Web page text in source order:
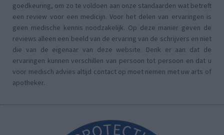
goedkeuring, om zo te voldoen aan onze standaarden wat betreft
een review voor een medicijn. Voor het delen van ervaringen is
geen medische kennis noodzakelijk. Op deze manier geven de
reviews alleen een beeld van de ervaring van de schrijvers en niet
die van de eigenaar van deze website. Denk er aan dat de
ervaringen kunnen verschillen van persoon tot persoon en dat u
voor medisch advies altijd contact op moet nemen met uw arts of
apotheker.